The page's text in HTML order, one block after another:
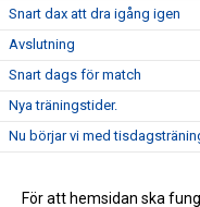
Snart dax att dra igång igen
Avslutning
Snart dags för match
Nya träningstider.
Nu börjar vi med
Nu kör vi igång!
För att hemsidan ska